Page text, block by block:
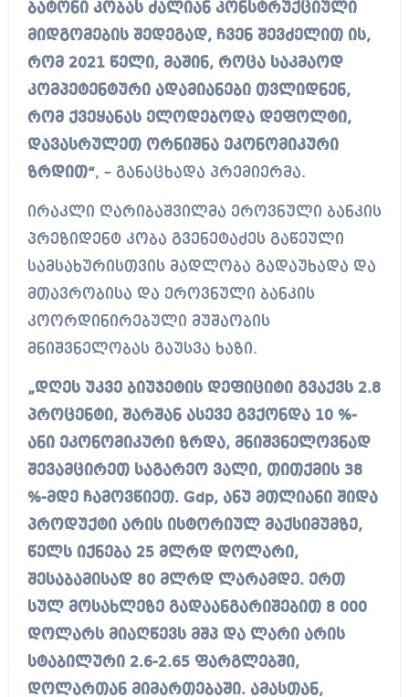
ბატონი კობას ძალიან კონსტრუქციული
მიდგომების შედეგად, ჩვენ შევძელით ის,
რომ 2021 წელი, მაშინ, როცა საკმაოდ
კომპეტენტური ადამიანები თვლიდნენ,
რომ ქვეყანას ელოდებოდა დეფოლტი,
დავასრულეთ ორნიშნა ეკონომიკური
ზრდით“, – განაცხადა პრემიერმა.
ირაკლი ღარიბაშვილმა ეროვნული ბანკის
პრეზიდენტ კობა გვენეტაძეს გაწეული
სამსახურისთვის მადლობა გადაუხადა და
მთავრობისა და ეროვნული ბანკის
კოორდინირებული მუშაობის
მნიშვნელობას გაუსვა ხაზი.
„დღეს უკვე ბიუჯეტის დეფიციტი გვაქვს 2.8
პროცენტი, შარშან ასევე გვქონდა 10 %-
ანი ეკონომიკური ზრდა, მნიშვნელოვნად
შევამცირეთ საგარეო ვალი, თითქმის 38
%-მდე ჩამოვწიეთ. Gdp, ანუ მთლიანი შიდა
პროდუქტი არის ისტორიულ მაქსიმუმზე,
წელს იქნება 25 მლრდ დოლარი,
შესაბამისად 80 მლრდ ლარამდე. ერთ
სულ მოსახლეზე გადაანგარიშებით 8 000
დოლარს მიაღწევს მშპ და ლარი არის
სტაბილური 2.6-2.65 ფარგლებში,
დოლართან მიმართებაში. ამასთან,